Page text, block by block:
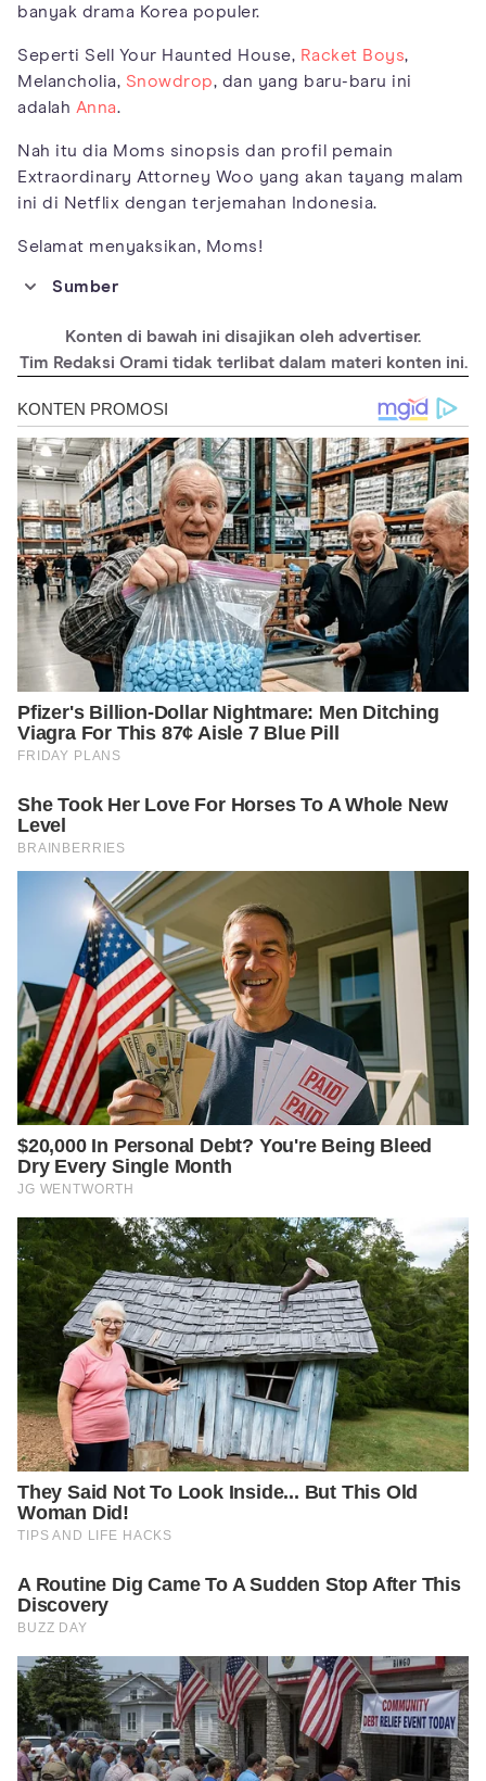
banyak drama Korea populer.
Seperti Sell Your Haunted House, Racket Boys,
Melancholia, Snowdrop, dan yang baru-baru ini
adalah Anna.
Nah itu dia Moms sinopsis dan profil pemain
Extraordinary Attorney Woo yang akan tayang malam
ini di Netflix dengan terjemahan Indonesia.
Selamat menyaksikan, Moms!
Sumber
drama-cast-summary/
https://asianwiki.com/Extraordinary_Attorney_Woo
https://asianwiki.com/Kang_Tae-Oh
https://asianwiki.com/Kang_Ki-Young
https://asianwiki.com/Jeon_Bae-Su
https://asianwiki.com/Baek_Ji-Won
Konten di bawah ini disajikan oleh advertiser.
Tim Redaksi Orami tidak terlibat dalam materi konten ini.